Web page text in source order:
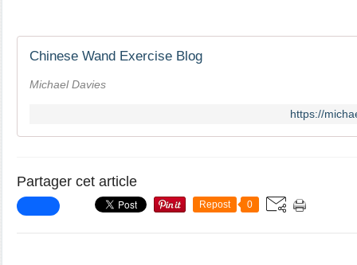
Chinese Wand Exercise Blog
Michael Davies
https://
Partager cet article
Repost 0